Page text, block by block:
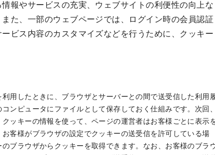
報やサービスの充実、ウェブサイトの利便性の向上な
た、一部のウェブページでは、ログイン時の会員認証
ビス内容のカスタマイズなどを行うために、クッキー
用したときに、ブラウザとサーバーとの間で送受信した利用
ンピュータにファイルとして保存しておく仕組みです。次回
ッキーの情報を使って、ページの運営者はお客様ごとに表示
客様がブラウザの設定でクッキーの送受信を許可している場
ブラウザからクッキーを取得できます。なお、お客様のブラ